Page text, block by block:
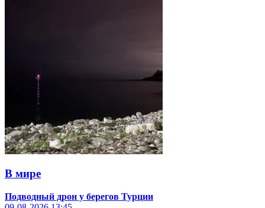
В мире
Подводный дрон у берегов Турции